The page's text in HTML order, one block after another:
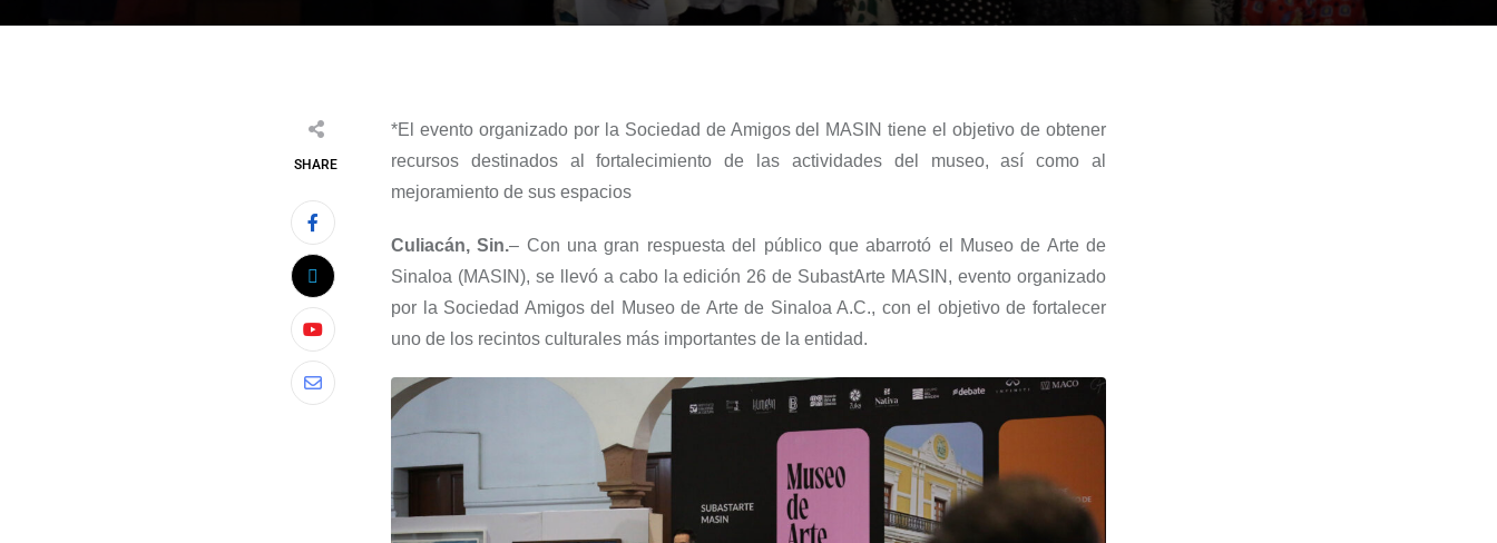
SHARE
*El evento organizado por la Sociedad de Amigos del MASIN tiene el objetivo de obtener
recursos destinados al fortalecimiento de las actividades del museo, así como al
mejoramiento de sus espacios
Culiacán, Sin.– Con una gran respuesta del público que abarrotó el Museo de Arte de
Sinaloa (MASIN), se llevó a cabo la edición 26 de SubastArte MASIN, evento organizado
por la Sociedad Amigos del Museo de Arte de Sinaloa A.C., con el objetivo de fortalecer
uno de los recintos culturales más importantes de la entidad.